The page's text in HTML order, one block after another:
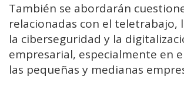
También se abordarán
relacionadas con el teletrabajo,
la ciberseguridad y la
empresarial, especialmente en
las pequeñas y medianas